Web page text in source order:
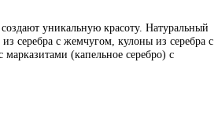
уникальную красоту. Натуральный
серебра с жемчугом, кулоны из серебра с
(капельное серебро) с